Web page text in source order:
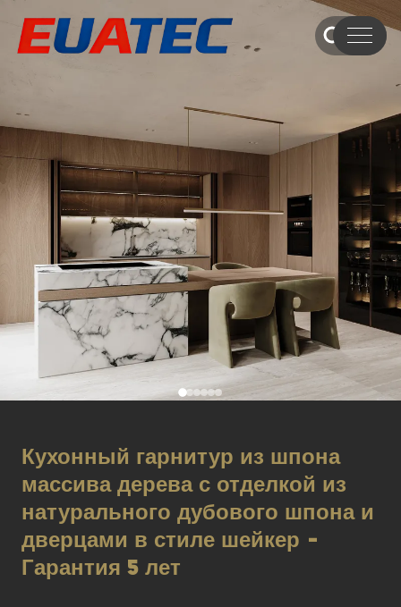
Кухонный гарнитур из шпона
массива дерева с отделкой из
натурального дубового шпона и
дверцами в стиле шейкер -
Гарантия 5 лет